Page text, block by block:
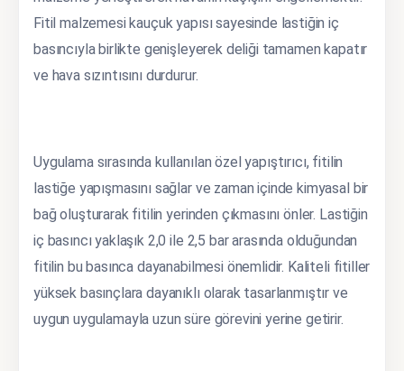
Fitil malzemesi kauçuk yapısı sayesinde lastiğin iç
basıncıyla birlikte genişleyerek deliği tamamen kapatır
ve hava sızıntısını durdurur.
Uygulama sırasında kullanılan özel yapıştırıcı, fitilin
lastiğe yapışmasını sağlar ve zaman içinde kimyasal bir
bağ oluşturarak fitilin yerinden çıkmasını önler. Lastiğin
iç basıncı yaklaşık 2,0 ile 2,5 bar arasında olduğundan
fitilin bu basınca dayanabilmesi önemlidir. Kaliteli fitiller
yüksek basınçlara dayanıklı olarak tasarlanmıştır ve
uygun uygulamayla uzun süre görevini yerine getirir.